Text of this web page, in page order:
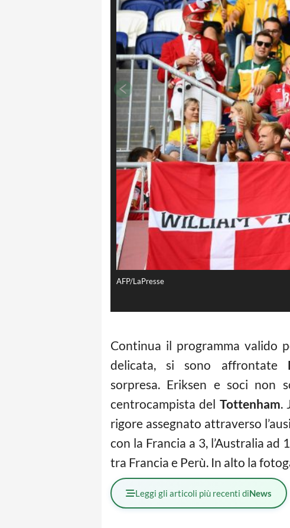
AFP/LaPresse
Continua il programma valido
delicata, si sono affrontate
sorpresa. Eriksen e soci non
centrocampista del Tottenham.
rigore assegnato attraverso
con la Francia a 3, l’Australia
tra Francia e Perù. In alto la
Leggi gli articoli più recenti diNews